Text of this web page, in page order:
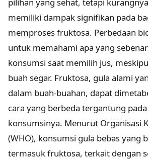
memiliki dampak signifikan pada
memproses fruktosa. Perbedaan
untuk memahami apa yang
konsumsi saat memilih jus,
buah segar. Fruktosa, gula alami
dalam buah-buahan, dapat
cara yang berbeda tergantung
konsumsinya. Menurut Organisasi
(WHO), konsumsi gula bebas yang
termasuk fruktosa, terkait dengan